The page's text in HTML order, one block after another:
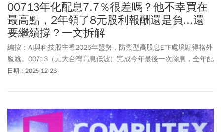
00713年化配息7.7％很差嗎？他不幸買在
最高點，2年領了8元股利報酬還是負...還
要繼續撐？一文拆解
編按：AI與科技股主導2025年盤勢，防禦型高股息ETF處境顯得格外
尷尬。00713（元大台灣高息低波）完成今年最後一次除息，全年配
發 4.06元、年化殖利率約7.7%，乍看之下依然符合高股息期待，但
中，究竟該被如何看待？以下請看財經部落客要不要來點稀飯套餐
的解析。
日期：2025-12-23